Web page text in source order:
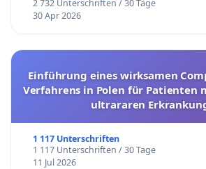
2 732 Unterschriften / 30 Tage
30 Apr 2026
Einführung eines wirksamen
Verfahrens in Polen für Patienten
ultrararen
1 117 Unterschriften
1 117 Unterschriften / 30 Tage
11 Jul 2026